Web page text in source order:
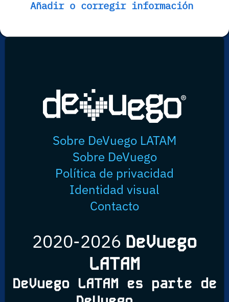
Añadir o corregir información
Sobre DeVuego LATAM
Sobre DeVuego
Política de privacidad
Identidad visual
Contacto
2020-2026 DeVuego
LATAM
DeVuego LATAM es parte de